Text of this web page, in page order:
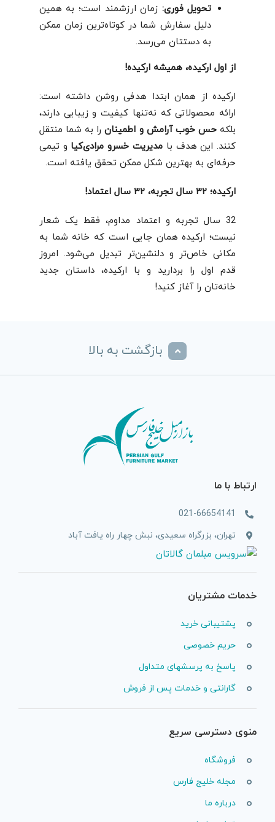
تحویل فوری: زمان ارزشمند است؛ به همین
دلیل سفارش شما در کوتاه‌ترین زمان ممکن
به دستتان می‌رسد.
از اول ارکیده، همیشه ارکیده!
ارکیده از همان ابتدا هدفی روشن داشته است:
ارائه محصولاتی که نه‌تنها کیفیت و زیبایی دارند،
بلکهحس خوب آرامش و اطمینانرا به شما منتقل
کنند. این هدف با مدیریت خسرو مرادی‌کیا و تیمی
حرفه‌ای به بهترین شکل ممکن تحقق یافته است.
ارکیده؛ ۳۲ سال تجربه، ۳۲ سال اعتماد!
32 سال تجربه و اعتماد مداوم، فقط یک شعار
نیست؛ ارکیده همان جایی است که خانه شما به
مکانی خاص‌تر و دلنشین‌تر تبدیل می‌شود. امروز
قدم اول را بردارید و با ارکیده، داستان جدید
خانه‌تان را آغاز کنید!
بازگشت به بالا
ارتباط با ما
021-66654141
تهران، بزرگراه سعیدی، نبش چهار راه یافت آباد
خدمات مشتریان
پشتیبانی خرید
حریم خصوصی
پاسخ به پرسشهای متداول
گارانتی و خدمات پس از فروش
منوی دسترسی سریع
فروشگاه
مجله خلیج فارس
درباره ما